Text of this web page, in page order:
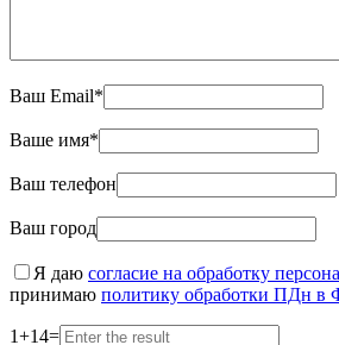
Ваш Email*
Ваше имя*
Ваш телефон
Ваш город
Я даю согласие на обработку
принимаю политику обработки ПДн в
1+14=